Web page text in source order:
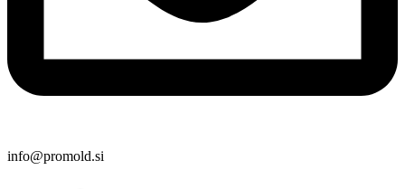
info@promold.si